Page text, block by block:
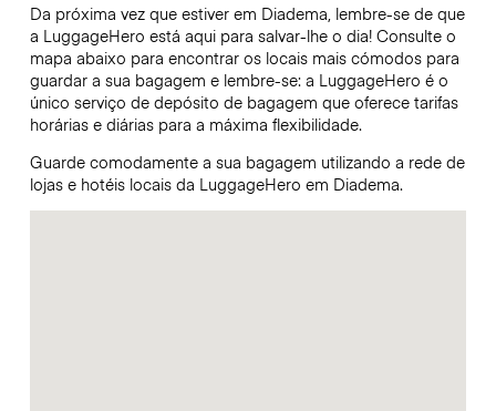
Da próxima vez que estiver em Diadema, lembre-se de que
a LuggageHero está aqui para salvar-lhe o dia! Consulte o
mapa abaixo para encontrar os locais mais cómodos para
guardar a sua bagagem e lembre-se: a LuggageHero é o
único serviço de depósito de bagagem que oferece tarifas
horárias e diárias para a máxima flexibilidade.
Guarde comodamente a sua bagagem utilizando a rede de
lojas e hotéis locais da LuggageHero em Diadema.